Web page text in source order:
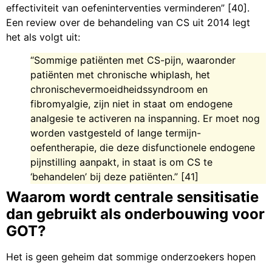
effectiviteit van oefeninterventies verminderen” [40].
Een review over de behandeling van CS uit 2014 legt
het als volgt uit:
“Sommige patiënten met CS-pijn, waaronder
patiënten met chronische whiplash, het
chronischevermoeidheidssyndroom en
fibromyalgie, zijn niet in staat om endogene
analgesie te activeren na inspanning. Er moet nog
worden vastgesteld of lange termijn-
oefentherapie, die deze disfunctionele endogene
pijnstilling aanpakt, in staat is om CS te
‘behandelen’ bij deze patiënten.” [41]
Waarom wordt centrale sensitisatie
dan gebruikt als onderbouwing voor
GOT?
Het is geen geheim dat sommige onderzoekers hopen